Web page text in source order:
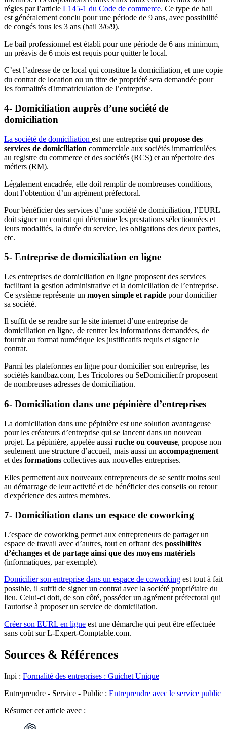
régies par l’article L145-1 du Code de commerce. Ce type de bail
est généralement conclu pour une période de 9 ans, avec possibilité
de congés tous les 3 ans (bail 3/6/9).
Le bail professionnel est établi pour une période de 6 ans minimum,
un préavis de 6 mois est requis pour quitter le local.
C’est l’adresse de ce local qui constitue la domiciliation, et une copie
du contrat de location ou un titre de propriété sera demandée pour
les formalités d'immatriculation de l’entreprise.
4- Domiciliation auprès d’une société de
domiciliation
La société de domiciliation est une entreprise qui propose des
services de domiciliation commerciale aux sociétés immatriculées
au registre du commerce et des sociétés (RCS) et au répertoire des
métiers (RM).
Légalement encadrée, elle doit remplir de nombreuses conditions,
dont l’obtention d’un agrément préfectoral.
Pour bénéficier des services d’une société de domiciliation, l’EURL
doit signer un contrat qui détermine les prestations sélectionnées et
leurs modalités, la durée du service, les obligations des deux parties,
etc.
5- Entreprise de domiciliation en ligne
Les entreprises de domiciliation en ligne proposent des services
facilitant la gestion administrative et la domiciliation de l’entreprise.
Ce système représente un moyen simple et rapide pour domicilier
sa société.
Il suffit de se rendre sur le site internet d’une entreprise de
domiciliation en ligne, de rentrer les informations demandées, de
fournir au format numérique les justificatifs requis et signer le
contrat.
Parmi les plateformes en ligne pour domicilier son entreprise, les
sociétés kandbaz.com, Les Tricolores ou SeDomicilier.fr proposent
de nombreuses adresses de domiciliation.
6- Domiciliation dans une pépinière d’entreprises
La domiciliation dans une pépinière est une solution avantageuse
pour les créateurs d’entreprise qui se lancent dans un nouveau
projet. La pépinière, appelée aussi ruche ou couveuse, propose non
seulement une structure d’accueil, mais aussi un accompagnement
et des formations collectives aux nouvelles entreprises.
Elles permettent aux nouveaux entrepreneurs de se sentir moins seul
au démarrage de leur activité et de bénéficier des conseils ou retour
d'expérience des autres membres.
7- Domiciliation dans un espace de coworking
L’espace de coworking permet aux entrepreneurs de partager un
espace de travail avec d’autres, tout en offrant des possibilités
d’échanges et de partage ainsi que des moyens matériels
(informatiques, par exemple).
Domicilier son entreprise dans un espace de coworking est tout à fait
possible, il suffit de signer un contrat avec la société propriétaire du
lieu. Celui-ci doit, de son côté, posséder un agrément préfectoral qui
l'autorise à proposer un service de domiciliation.
Créer son EURL en ligne est une démarche qui peut être effectuée
sans coût sur L-Expert-Comptable.com.
Sources & Références
Inpi : Formalité des entreprises : Guichet Unique
Entreprendre - Service - Public : Entreprendre avec le service public
Résumercet article avec :